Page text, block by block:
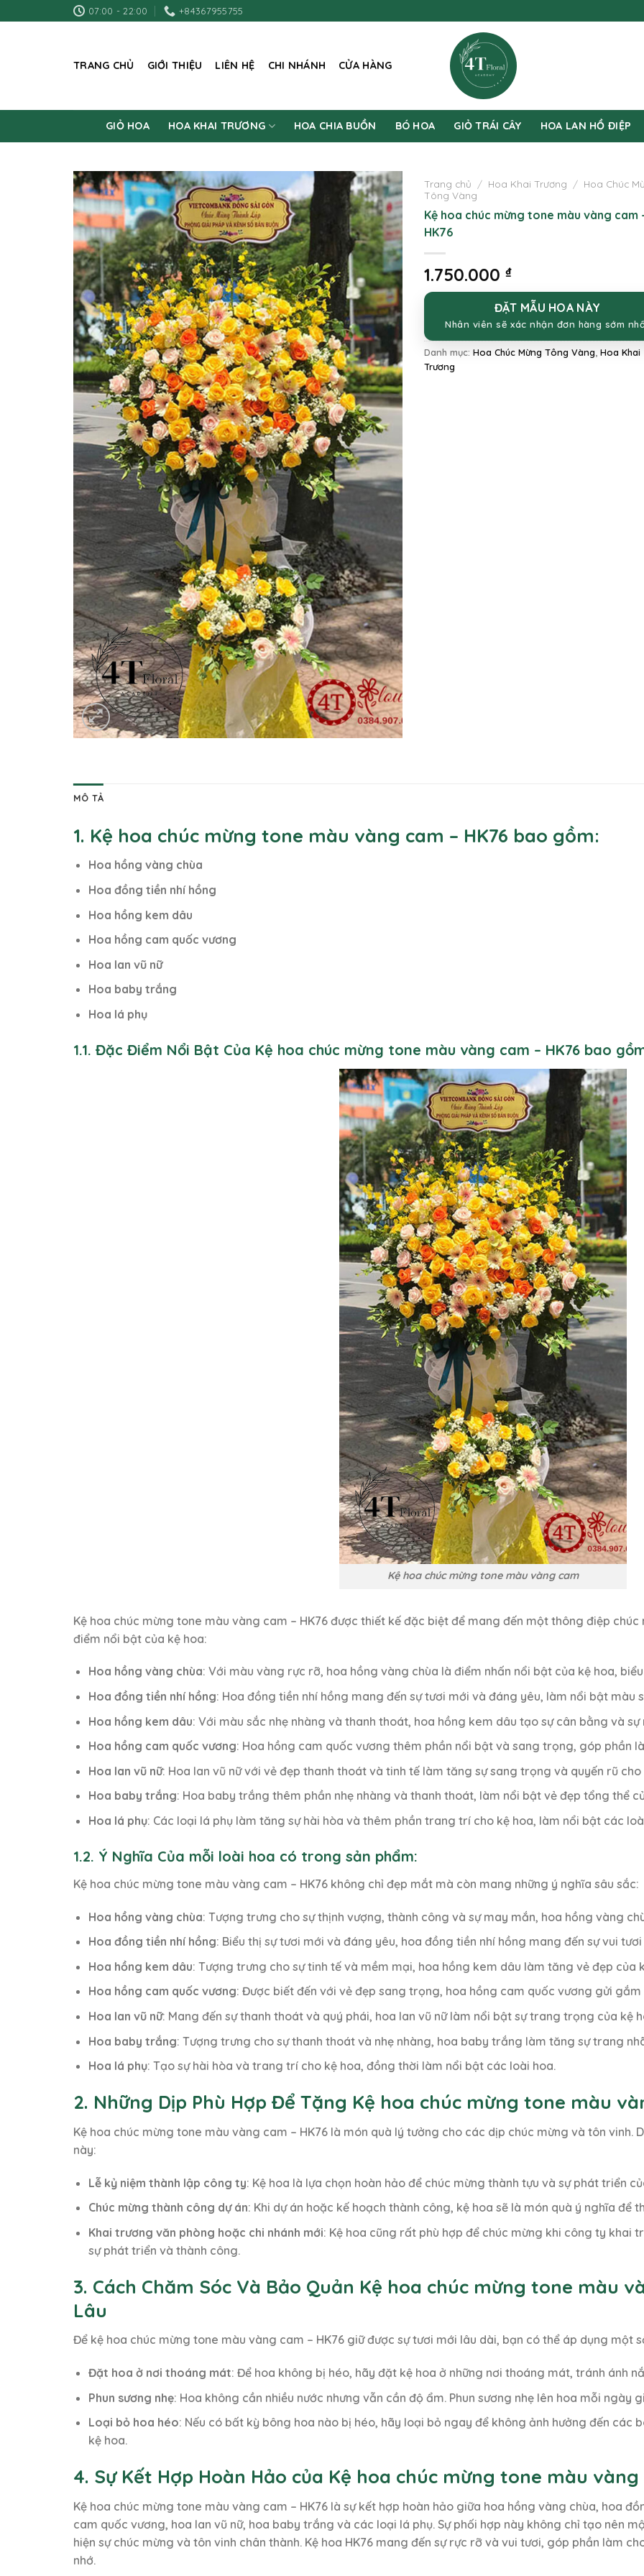
to
07:00 - 22:00 +84367955755
TRANG CHỦ GIỚI THIỆU LIÊN HỆ CHI NHÁNH CỬA HÀNG
GIỎ HOA HOA KHAI TRƯƠNG HOA CHIA BUỒN BÓ HOA GIỎ TRÁI CÂY HOA LAN HỒ ĐIỆP
Trang chủ / Hoa Khai Trương / Hoa Chúc
Tông Vàng
Kệ hoa chúc mừng tone màu vàng cam
HK76
1.750.000 ₫
ĐẶT MẪU HOA NÀY
Nhân viên sẽ xác nhận đơn hàng sớm
Danh mục: Hoa Chúc Mừng Tông Vàng Hoa Khai
Trương
MÔ TẢ
1. Kệ hoa chúc mừng tone màu vàng cam – HK76 bao gồm:
Hoa hồng vàng chùa
Hoa đồng tiền nhí hồng
Hoa hồng kem dâu
Hoa hồng cam quốc vương
Hoa lan vũ nữ
Hoa baby trắng
Hoa lá phụ
1.1. Đặc Điểm Nổi Bật Của Kệ hoa chúc mừng tone màu vàng cam – HK76 bao
Kệ hoa chúc mừng tone màu vàng cam
Kệ hoa chúc mừng tone màu vàng cam – HK76 được thiết kế đặc biệt để mang đến một thông điệp
điểm nổi bật của kệ hoa:
Hoa hồng vàng chùa: Với màu vàng rực rỡ, hoa hồng vàng chùa là điểm nhấn nổi bật của kệ hoa,
Hoa đồng tiền nhí hồng: Hoa đồng tiền nhí hồng mang đến sự tươi mới và đáng yêu, làm nổi bật màu
Hoa hồng kem dâu: Với màu sắc nhẹ nhàng và thanh thoát, hoa hồng kem dâu tạo sự cân bằng và
Hoa hồng cam quốc vương: Hoa hồng cam quốc vương thêm phần nổi bật và sang trọng, góp phần
Hoa lan vũ nữ: Hoa lan vũ nữ với vẻ đẹp thanh thoát và tinh tế làm tăng sự sang trọng và quyến rũ cho
Hoa baby trắng: Hoa baby trắng thêm phần nhẹ nhàng và thanh thoát, làm nổi bật vẻ đẹp tổng thể
Hoa lá phụ: Các loại lá phụ làm tăng sự hài hòa và thêm phần trang trí cho kệ hoa, làm nổi bật các
1.2. Ý Nghĩa Của mỗi loài hoa có trong sản phẩm:
Kệ hoa chúc mừng tone màu vàng cam – HK76 không chỉ đẹp mắt mà còn mang những ý nghĩa sâu sắc:
Hoa hồng vàng chùa: Tượng trưng cho sự thịnh vượng, thành công và sự may mắn, hoa hồng vàng
Hoa đồng tiền nhí hồng: Biểu thị sự tươi mới và đáng yêu, hoa đồng tiền nhí hồng mang đến sự vui tươi
Hoa hồng kem dâu: Tượng trưng cho sự tinh tế và mềm mại, hoa hồng kem dâu làm tăng vẻ đẹp của
Hoa hồng cam quốc vương: Được biết đến với vẻ đẹp sang trọng, hoa hồng cam quốc vương gửi
Hoa lan vũ nữ: Mang đến sự thanh thoát và quý phái, hoa lan vũ nữ làm nổi bật sự trang trọng của kệ
Hoa baby trắng: Tượng trưng cho sự thanh thoát và nhẹ nhàng, hoa baby trắng làm tăng sự trang
Hoa lá phụ: Tạo sự hài hòa và trang trí cho kệ hoa, đồng thời làm nổi bật các loài hoa.
2. Những Dịp Phù Hợp Để Tặng Kệ hoa chúc mừng tone màu
Kệ hoa chúc mừng tone màu vàng cam – HK76 là món quà lý tưởng cho các dịp chúc mừng và tôn vinh.
này:
Lễ kỷ niệm thành lập công ty: Kệ hoa là lựa chọn hoàn hảo để chúc mừng thành tựu và sự phát triển
Chúc mừng thành công dự án: Khi dự án hoặc kế hoạch thành công, kệ hoa sẽ là món quà ý nghĩa để
Khai trương văn phòng hoặc chi nhánh mới: Kệ hoa cũng rất phù hợp để chúc mừng khi công ty khai
sự phát triển và thành công.
3. Cách Chăm Sóc Và Bảo Quản Kệ hoa chúc mừng tone màu
Lâu
Để kệ hoa chúc mừng tone màu vàng cam – HK76 giữ được sự tươi mới lâu dài, bạn có thể áp dụng một
Đặt hoa ở nơi thoáng mát: Để hoa không bị héo, hãy đặt kệ hoa ở những nơi thoáng mát, tránh ánh
Phun sương nhẹ: Hoa không cần nhiều nước nhưng vẫn cần độ ẩm. Phun sương nhẹ lên hoa mỗi ngày
Loại bỏ hoa héo: Nếu có bất kỳ bông hoa nào bị héo, hãy loại bỏ ngay để không ảnh hưởng đến các
kệ hoa.
4. Sự Kết Hợp Hoàn Hảo của Kệ hoa chúc mừng tone màu vàng
Kệ hoa chúc mừng tone màu vàng cam – HK76 là sự kết hợp hoàn hảo giữa hoa hồng vàng chùa, hoa
cam quốc vương, hoa lan vũ nữ, hoa baby trắng và các loại lá phụ. Sự phối hợp này không chỉ tạo nên
hiện sự chúc mừng và tôn vinh chân thành. Kệ hoa HK76 mang đến sự rực rỡ và vui tươi, góp phần làm
nhớ.